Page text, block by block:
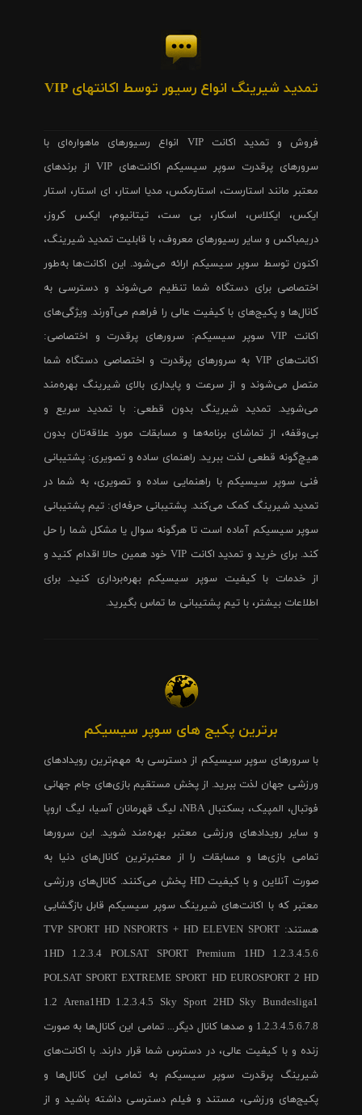
تمدید شیرینگ انواع رسیور توسط اکانتهای VIP
فروش و تمدید اکانت VIP انواع رسیورهای ماهواره‌ای با
سرورهای پرقدرت سوپر سیسیکم اکانت‌های VIP از برندهای
معتبر مانند استارست، استارمکس، مدیا استار، ای استار، استار
ایکس، ایکلاس، اسکار، بی ست، تیتانیوم، ایکس کروز،
دریمباکس و سایر رسیورهای معروف، با قابلیت تمدید شیرینگ،
اکنون توسط سوپر سیسیکم ارائه می‌شود. این اکانت‌ها به‌طور
اختصاصی برای دستگاه شما تنظیم می‌شوند و دسترسی به
کانال‌ها و پکیج‌های با کیفیت عالی را فراهم می‌آورند. ویژگی‌های
اکانت VIP سوپر سیسیکم: سرورهای پرقدرت و اختصاصی:
اکانت‌های VIP به سرورهای پرقدرت و اختصاصی دستگاه شما
متصل می‌شوند و از سرعت و پایداری بالای شیرینگ بهره‌مند
می‌شوید. تمدید شیرینگ بدون قطعی: با تمدید سریع و
بی‌وقفه، از تماشای برنامه‌ها و مسابقات مورد علاقه‌تان بدون
هیچ‌گونه قطعی لذت ببرید. راهنمای ساده و تصویری: پشتیبانی
فنی سوپر سیسیکم با راهنمایی ساده و تصویری، به شما در
تمدید شیرینگ کمک می‌کند. پشتیبانی حرفه‌ای: تیم پشتیبانی
سوپر سیسیکم آماده است تا هرگونه سوال یا مشکل شما را حل
کند. برای خرید و تمدید اکانت VIP خود همین حالا اقدام کنید و
از خدمات با کیفیت سوپر سیسیکم بهره‌برداری کنید. برای
اطلاعات بیشتر، با تیم پشتیبانی ما تماس بگیرید.
برترین پکیج های سوپر سیسیکم
با سرورهای سوپر سیسیکم از دسترسی به مهم‌ترین رویدادهای
ورزشی جهان لذت ببرید. از پخش مستقیم بازی‌های جام جهانی
فوتبال، المپیک، بسکتبال NBA، لیگ قهرمانان آسیا، لیگ اروپا
و سایر رویدادهای ورزشی معتبر بهره‌مند شوید. این سرورها
تمامی بازی‌ها و مسابقات را از معتبرترین کانال‌های دنیا به
صورت آنلاین و با کیفیت HD پخش می‌کنند. کانال‌های ورزشی
معتبر که با اکانت‌های شیرینگ سوپر سیسیکم قابل بازگشایی
هستند: TVP SPORT HD NSPORTS + HD ELEVEN SPORT
1HD 1.2.3.4 POLSAT SPORT Premium 1HD 1.2.3.4.5.6
POLSAT SPORT EXTREME SPORT HD EUROSPORT 2 HD
1.2 Arena1HD 1.2.3.4.5 Sky Sport 2HD Sky Bundesliga1
1.2.3.4.5.6.7.8 و صدها کانال دیگر... تمامی این کانال‌ها به صورت
زنده و با کیفیت عالی، در دسترس شما قرار دارند. با اکانت‌های
شیرینگ پرقدرت سوپر سیسیکم به تمامی این کانال‌ها و
پکیج‌های ورزشی، مستند و فیلم دسترسی داشته باشید و از